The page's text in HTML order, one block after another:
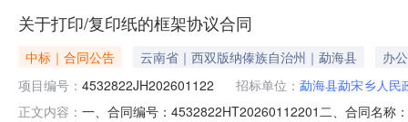
关于打印/复印纸的框架协议合同
中标｜合同公告 云南省｜西双版纳傣族自治州｜勐海县
办
项目编号： 4532822JH202601122 招标单位： 勐海县勐宋乡人民
正文内容： 一、合同编号：4532822HT20260112201二、合同名称